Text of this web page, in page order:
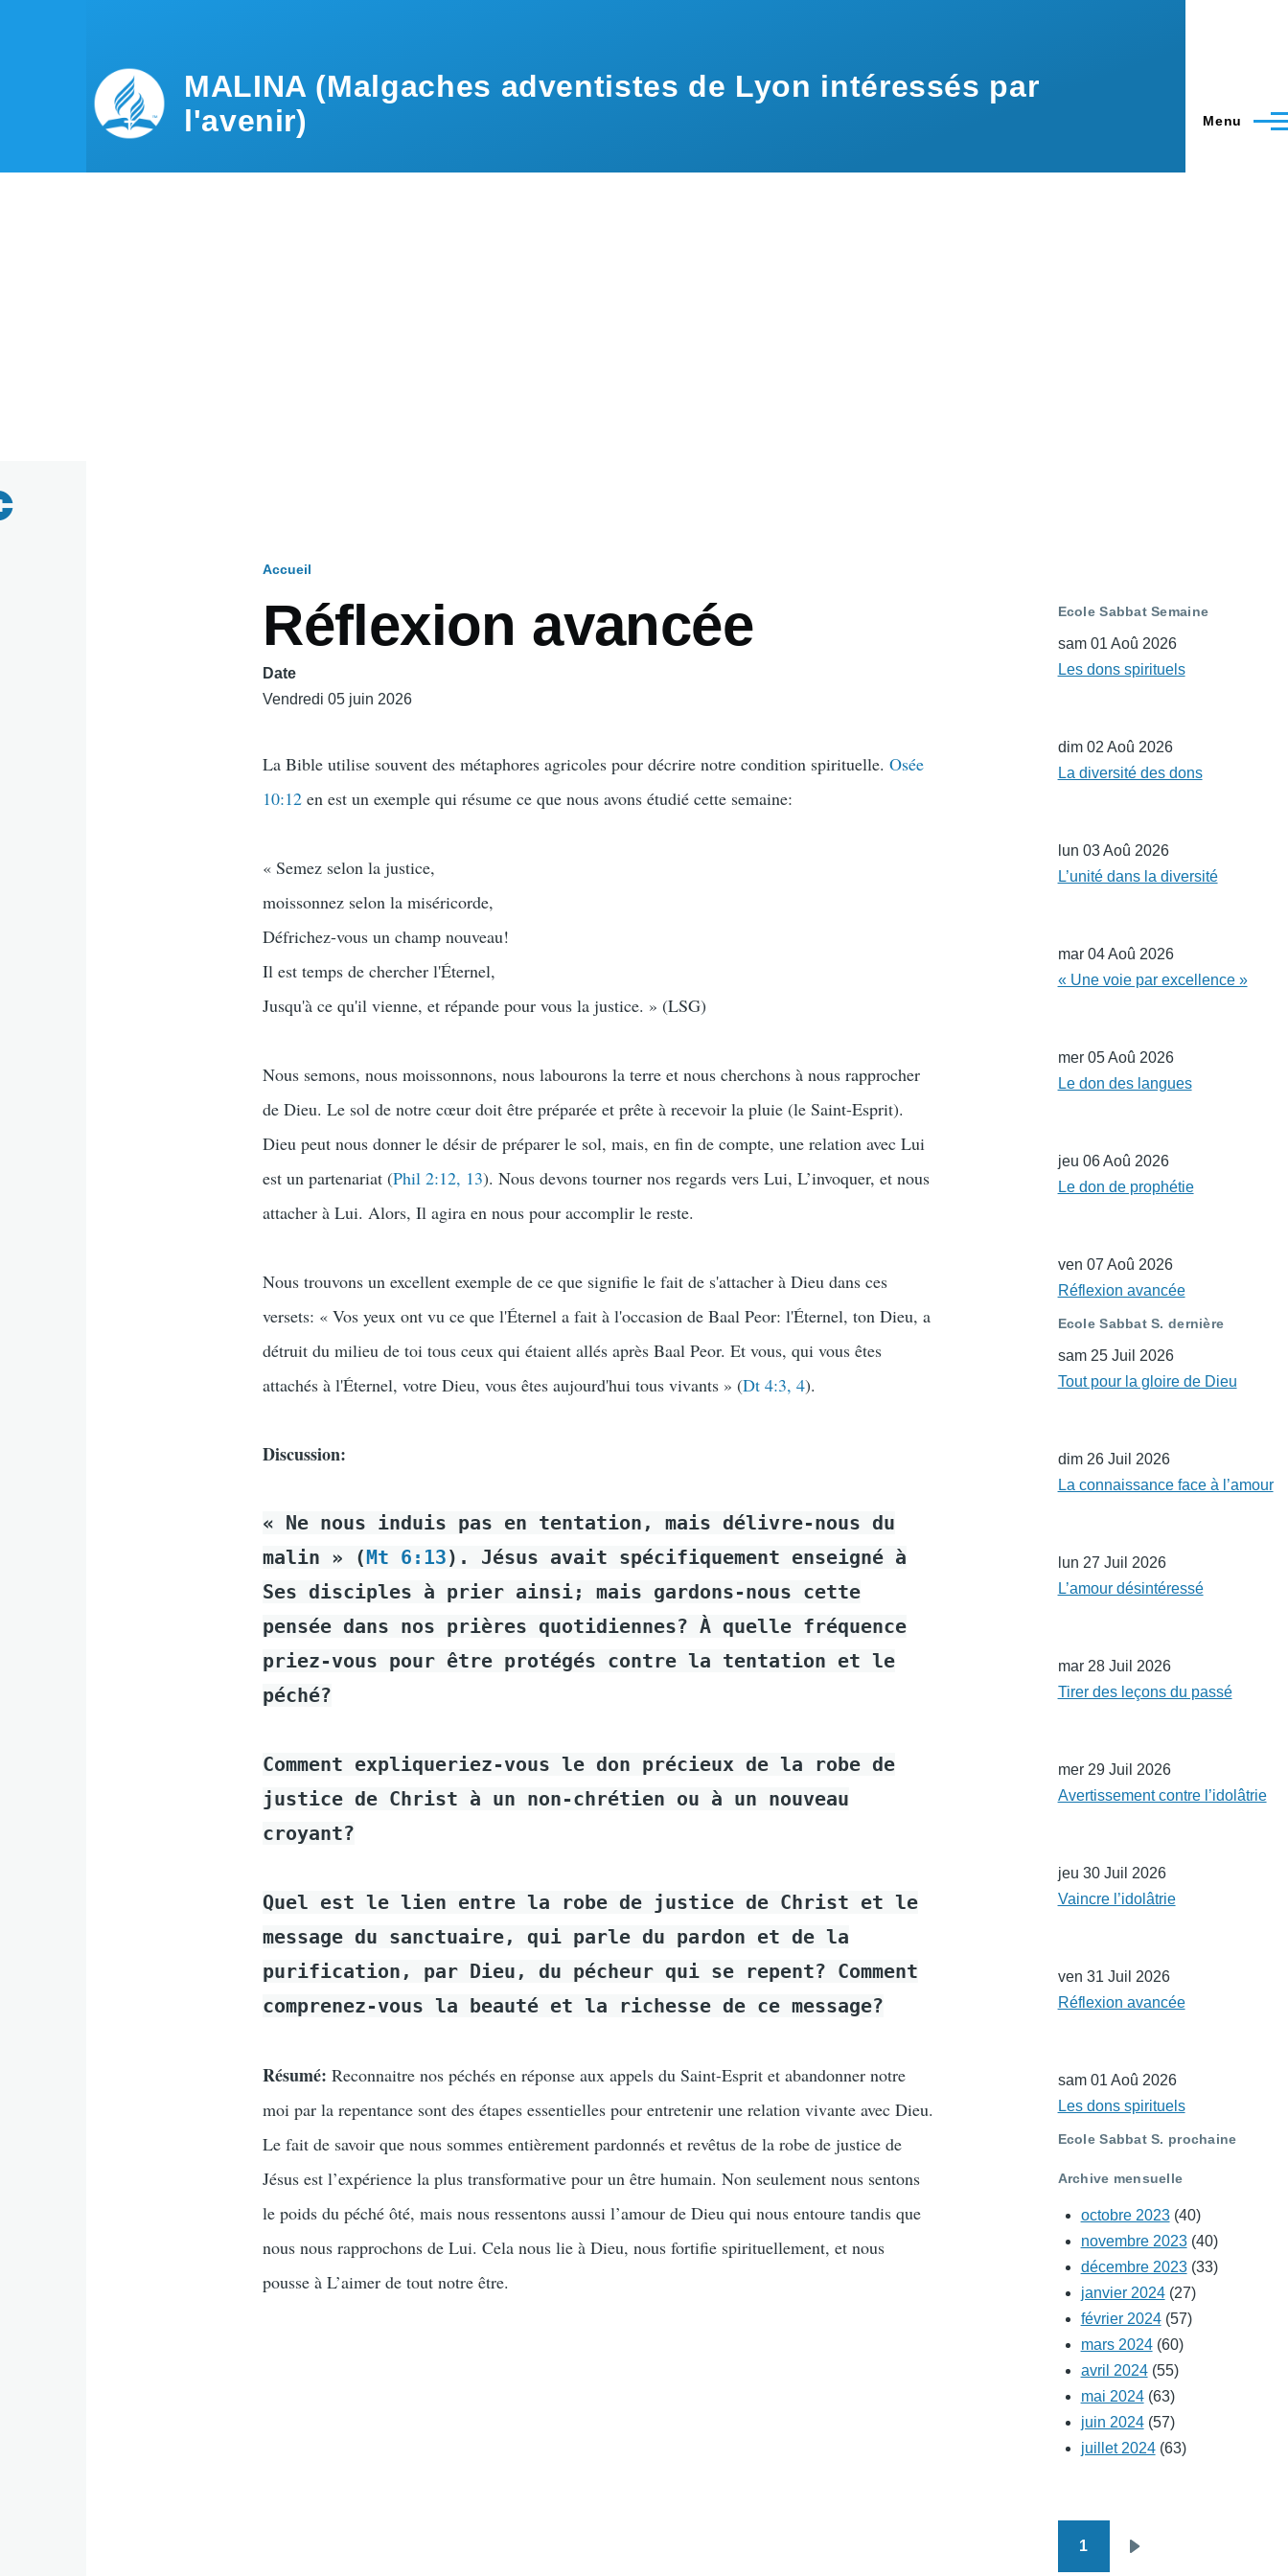
MALINA (Malgaches adventistes de Lyon intéressés par
l'avenir)
Menu
d'Ariane
Accueil
Réflexion avancée
Date
Vendredi 05 juin 2026
La Bible utilise souvent des métaphores agricoles pour décrire notre condition spirituelle.Osée
10:12 en est un exemple qui résume ce que nous avons étudié cette semaine:
« Semez selon la justice,
moissonnez selon la miséricorde,
Défrichez-vous un champ nouveau!
Il est temps de chercher l'Éternel,
Jusqu'à ce qu'il vienne, et répande pour vous la justice. » (LSG)
Nous semons, nous moissonnons, nous labourons la terre et nous cherchons à nous rapprocher
de Dieu. Le sol de notre cœur doit être préparée et prête à recevoir la pluie (le Saint-Esprit).
Dieu peut nous donner le désir de préparer le sol, mais, en fin de compte, une relation avec Lui
est un partenariat (Phil 2:12, 13). Nous devons tourner nos regards vers Lui, L’invoquer, et nous
attacher à Lui. Alors, Il agira en nous pour accomplir le reste.
Nous trouvons un excellent exemple de ce que signifie le fait de s'attacher à Dieu dans ces
versets: « Vos yeux ont vu ce que l'Éternel a fait à l'occasion de Baal Peor: l'Éternel, ton Dieu, a
détruit du milieu de toi tous ceux qui étaient allés après Baal Peor. Et vous, qui vous êtes
attachés à l'Éternel, votre Dieu, vous êtes aujourd'hui tous vivants » (Dt 4:3, 4).
Discussion:
« Ne nous induis pas en tentation, mais délivre-nous du
malin » (Mt 6:13). Jésus avait spécifiquement enseigné à
Ses disciples à prier ainsi; mais gardons-nous cette
pensée dans nos prières quotidiennes? À quelle fréquence
priez-vous pour être protégés contre la tentation et le
péché?
Comment expliqueriez-vous le don précieux de la robe de
justice de Christ à un non-chrétien ou à un nouveau
croyant?
Quel est le lien entre la robe de justice de Christ et le
message du sanctuaire, qui parle du pardon et de la
purification, par Dieu, du pécheur qui se repent? Comment
comprenez-vous la beauté et la richesse de ce message?
Résumé: Reconnaitre nos péchés en réponse aux appels du Saint-Esprit et abandonner notre
moi par la repentance sont des étapes essentielles pour entretenir une relation vivante avec Dieu.
Le fait de savoir que nous sommes entièrement pardonnés et revêtus de la robe de justice de
Jésus est l’expérience la plus transformative pour un être humain. Non seulement nous sentons
le poids du péché ôté, mais nous ressentons aussi l’amour de Dieu qui nous entoure tandis que
nous nous rapprochons de Lui. Cela nous lie à Dieu, nous fortifie spirituellement, et nous
pousse à L’aimer de tout notre être.
Ecole Sabbat Semaine
sam 01 Aoû 2026
Les dons spirituels
dim 02 Aoû 2026
La diversité des dons
lun 03 Aoû 2026
L’unité dans la diversité
mar 04 Aoû 2026
« Une voie par excellence »
mer 05 Aoû 2026
Le don des langues
jeu 06 Aoû 2026
Le don de prophétie
ven 07 Aoû 2026
Réflexion avancée
Ecole Sabbat S. dernière
sam 25 Juil 2026
Tout pour la gloire de Dieu
dim 26 Juil 2026
La connaissance face à l’amour
lun 27 Juil 2026
L’amour désintéressé
mar 28 Juil 2026
Tirer des leçons du passé
mer 29 Juil 2026
Avertissement contre l’idolâtrie
jeu 30 Juil 2026
Vaincre l’idolâtrie
ven 31 Juil 2026
Réflexion avancée
sam 01 Aoû 2026
Les dons spirituels
Ecole Sabbat S. prochaine
Archive mensuelle
octobre 2023(40)
novembre 2023(40)
décembre 2023(33)
janvier 2024(27)
février 2024(57)
mars 2024(60)
avril 2024(55)
mai 2024(63)
juin 2024(57)
juillet 2024(63)
Pagination
1